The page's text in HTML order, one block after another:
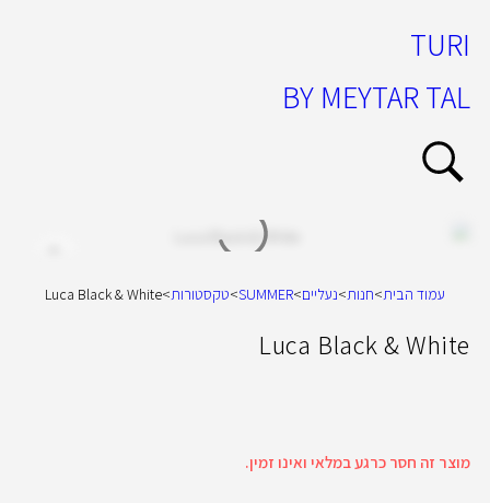
TURI
BY MEYTAR TAL
עמוד הבית>חנות>נעליים>
SUMMER
>טקסטורות>
Luca Black & White
Luca Black & White
מוצר זה חסר כרגע במלאי ואינו זמין.